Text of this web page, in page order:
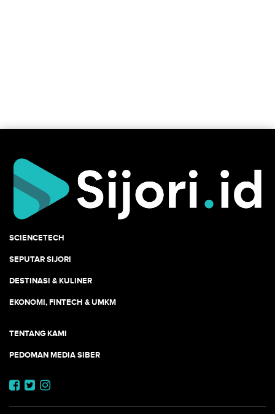
SCIENCETECH
SEPUTAR SIJORI
DESTINASI & KULINER
EKONOMI, FINTECH & UMKM
TENTANG KAMI
PEDOMAN MEDIA SIBER